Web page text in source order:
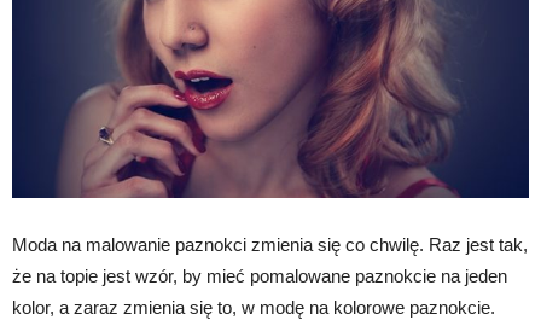
Moda na malowanie paznokci zmienia się co chwilę. Raz jest tak,
że na topie jest wzór, by mieć pomalowane paznokcie na jeden
kolor, a zaraz zmienia się to, w modę na kolorowe paznokcie.